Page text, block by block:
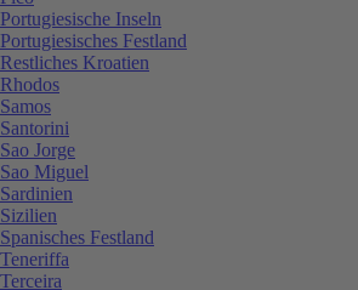
Portugiesische Inseln
Portugiesisches Festland
Restliches Kroatien
Rhodos
Samos
Santorini
Sao Jorge
Sao Miguel
Sardinien
Sizilien
Spanisches Festland
Teneriffa
Terceira